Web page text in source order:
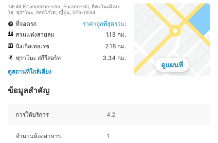
14-46 Kitanomine-cho, Furano-shi, คิตะโนะมิเนะ
โจ, ฟุราโนะ, ฮอกไกโด, ญี่ปุ่น, 076-0034
ที่จอดรถ
ราคาถูกที่สุดรวม:
สวนแห่งสายลม
1.13 กม.
นิงเกิลเทอเรซ
2.18 กม.
ฟุราโนะ สกีรีสอร์ท
3.34 กม.
ดูสถานที่ใกล้เคียง
ดูแผนที่
ข้อมูลสำคัญ
การให้บริการ 4.2
จำนวนห้องอาหาร 1